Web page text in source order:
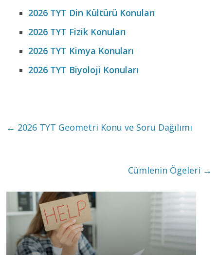
2026 TYT Din Kültürü Konuları
2026 TYT Fizik Konuları
2026 TYT Kimya Konuları
2026 TYT Biyoloji Konuları
← 2026 TYT Geometri Konu ve Soru Dağılımı
Cümlenin Ögeleri →